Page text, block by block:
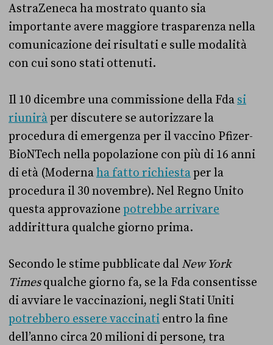
AstraZeneca ha mostrato quanto sia
importante avere maggiore trasparenza nella
comunicazione dei risultati e sulle modalità
con cui sono stati ottenuti.
Il 10 dicembre una commissione della Fda si
riuniràper discutere se autorizzare la
procedura di emergenza per il vaccino Pfizer-
BioNTech nella popolazione con più di 16 anni
di età (Modernaha fatto richiestaper la
procedura il 30 novembre). Nel Regno Unito
questa approvazione potrebbe arrivare
addirittura qualche giorno prima.
Secondo le stime pubblicate dal New York
Timesqualche giorno fa, se la Fda consentisse
di avviare le vaccinazioni, negli Stati Uniti
potrebbero essere vaccinati entro la fine
dell’anno circa 20 milioni di persone, tra